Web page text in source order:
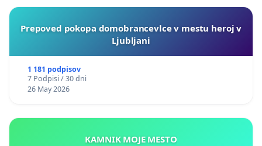
Prepoved pokopa domobrancevlce v mestu heroj v
Ljubljani
1 181 podpisov
7 Podpisi / 30 dni
26 May 2026
KAMNIK MOJE MESTO